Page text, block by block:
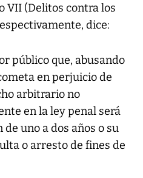
VII (Delitos contra los
dice:
público que, abusando
en perjuicio de
arbitrario no
en la ley penal será
uno a dos años o su
o arresto de fines de